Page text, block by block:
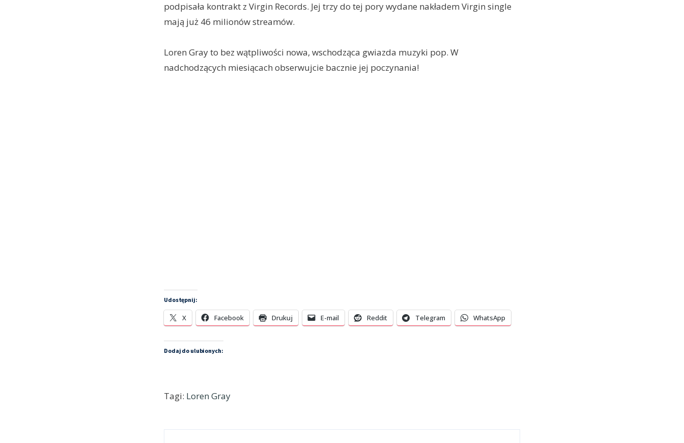
podpisała kontrakt z Virgin Records. Jej trzy do tej pory wydane nakładem Virgin single
mają już 46 milionów streamów.
Loren Gray to bez wątpliwości nowa, wschodząca gwiazda muzyki pop. W
nadchodzących miesiącach obserwujcie bacznie jej poczynania!
Udostępnij:
X Facebook Drukuj E-mail Reddit Telegram WhatsApp
Dodaj do ulubionych:
Tagi: Loren Gray